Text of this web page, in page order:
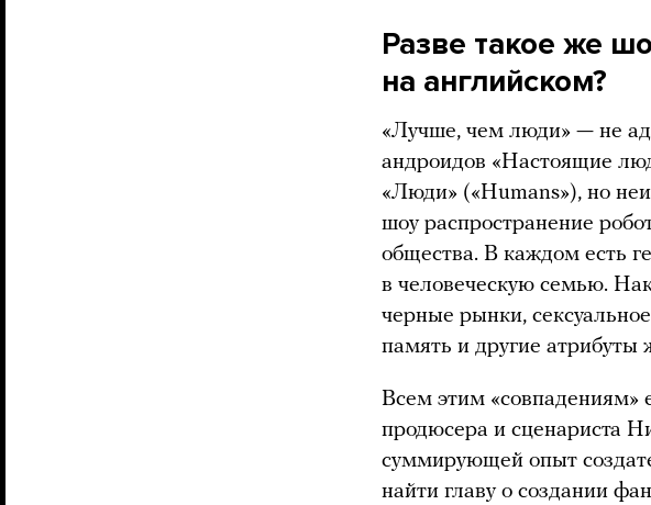
Разве такое же
на английском?
«Лучше, чем люди» — не
андроидов «Настоящие
«Люди» («Humans»), но
шоу распространение
общества. В каждом есть
в человеческую семью.
черные рынки,
память и другие атрибуты
Всем этим «совпадениям»
продюсера и сценариста
суммирующей опыт
найти главу о создании